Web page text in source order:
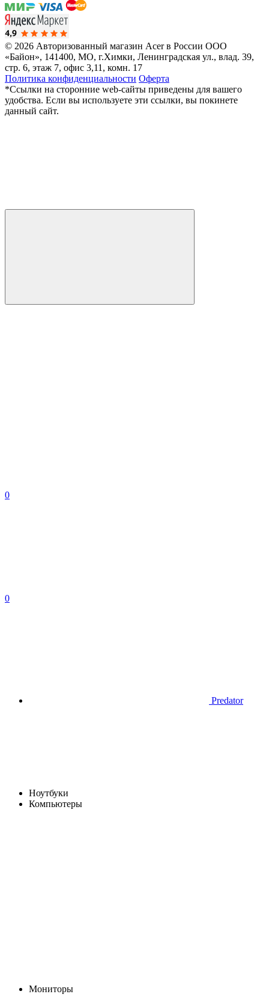
© 2026 Авторизованный магазин Acer в России ООО
«Байон», 141400, МО, г.Химки, Ленинградская ул., влад. 39,
стр. 6, этаж 7, офис 3,11, комн. 17
Политика конфиденциальности Оферта
*Ссылки на сторонние web-сайты приведены для вашего
удобства. Если вы используете эти ссылки, вы покинете
данный сайт.
0
0
Predator
Ноутбуки
Компьютеры
Мониторы